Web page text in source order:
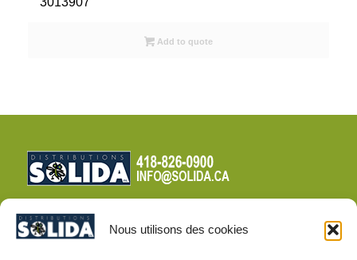
Nous utilisons des cookies
Add to quote